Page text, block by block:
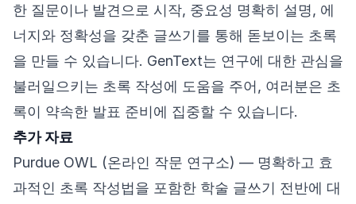
한 질문이나 발견으로 시작, 중요성 명확히 설명, 에
너지와 정확성을 갖춘 글쓰기를 통해 돋보이는 초록
을 만들 수 있습니다. GenText는 연구에 대한 관심을
불러일으키는 초록 작성에 도움을 주어, 여러분은 초
록이 약속한 발표 준비에 집중할 수 있습니다.
추가 자료
Purdue OWL (온라인 작문 연구소) — 명확하고 효
과적인 초록 작성법을 포함한 학술 글쓰기 전반에 대